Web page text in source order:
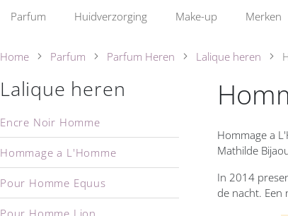
Parfum Huidverzorging Make-up Merken
Home Parfum Parfum Heren Lalique heren
Hommage a
Mathilde
In 2014
de nacht. Een
Lalique heren
Encre Noir Homme
Hommage a L'Homme
Pour Homme Equus
Pour Homme Lion